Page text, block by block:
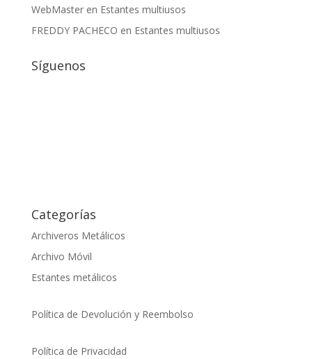
WebMasteren Estantes multiusos
FREDDY PACHECO en Estantes multiusos
Síguenos
Categorías
Archiveros Metálicos
Archivo Móvil
Estantes metálicos
Política de Devolución y Reembolso
Política de Privacidad